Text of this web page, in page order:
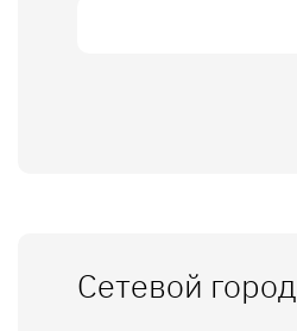
Сетевой город